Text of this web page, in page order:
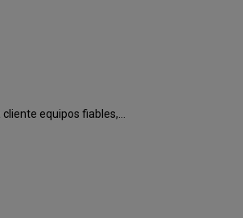
equipos fiables,...